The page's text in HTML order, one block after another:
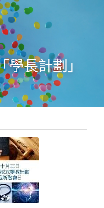
學長計劃」